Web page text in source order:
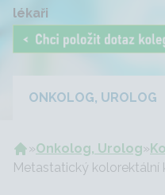
lékaři
ONKOLOG, UROLOG
»Onkolog, Urolog»
Metastatický kolorektální